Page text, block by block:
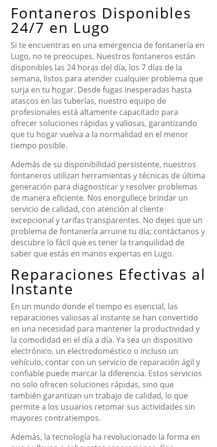
Fontaneros Disponibles
24/7 en Lugo
Si te encuentras en una emergencia de fontanería en
Lugo, no te preocupes. Nuestros fontaneros están
disponibles las 24 horas del día, los 7 días de la
semana, listos para atender cualquier problema que
surja en tu hogar. Desde fugas inesperadas hasta
atascos en las tuberías, nuestro equipo de
profesionales está altamente capacitado para
ofrecer soluciones rápidas y valiosas, garantizando
que tu hogar vuelva a la normalidad en el menor
tiempo posible.
Además de su disponibilidad persistente, nuestros
fontaneros utilizan herramientas y técnicas de última
generación para diagnosticar y resolver problemas
de manera eficiente. Nos enorgullece brindar un
servicio de calidad, con atención al cliente
excepcional y tarifas transparentes. No dejes que un
problema de fontanería arruine tu día; contáctanos y
descubre lo fácil que es tener la tranquilidad de
saber que estás en manos expertas en Lugo.
Reparaciones Efectivas al
Instante
En un mundo donde el tiempo es esencial, las
reparaciones valiosas al instante se han convertido
en una necesidad para mantener la productividad y
la comodidad en el día a día. Ya sea un dispositivo
electrónico, un electrodoméstico o incluso un
vehículo, contar con un servicio de reparación ágil y
confiable puede marcar la diferencia. Estos servicios
no solo ofrecen soluciones rápidas, sino que
también garantizan un trabajo de calidad, lo que
permite a los usuarios retomar sus actividades sin
mayores contratiempos.
Además, la tecnología ha revolucionado la forma en